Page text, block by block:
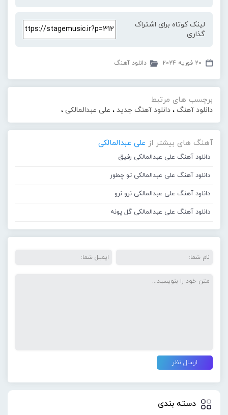
لینک کوتاه برای اشتراک
گذاری
20 فوریه 2024 دانلود آهنگ
برچسب های مرتبط
دانلود آهنگ ، دانلود آهنگ جدید ، علی عبدالمالکی ،
آهنگ های بیشتر از علی عبدالمالکی
دانلود آهنگ علی عبدالمالکی رفیق
دانلود آهنگ علی عبدالمالکی تو چطور
دانلود آهنگ علی عبدالمالکی نرو نرو
دانلود آهنگ علی عبدالمالکی گل پونه
دسته بندی